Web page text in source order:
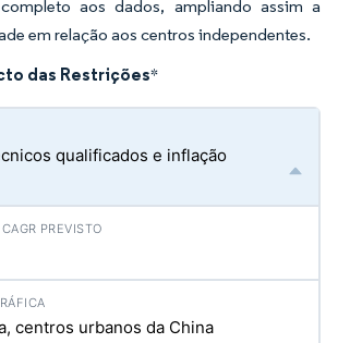
aos dados, ampliando assim a
em relação aos centros independentes.
das Restrições*
qualificados e inflação
centros urbanos da China